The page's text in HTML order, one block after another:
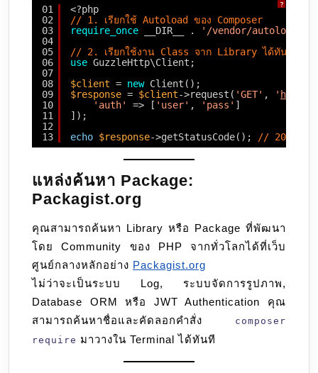
?
01
02
03
04
05
06
07
08
09
10
11
12
13
<?php
// 1. เรียกใช้ Autoload ของ Composer
require_once
__DIR__ .
'/vendor/
// 2. เรียกใช้งาน Class จาก Library ได้ทันที (เ
use GuzzleHttp\Client;
$client = new Client();
$response = $client->request( 'GET' , '
'auth'
=> [ 'user' , 'pass' ]
]);
echo $response->getStatusCode(); // 200
แหล่งค้นหา Package:
Packagist.org
คุณสามารถค้นหา Library หรือ Package ที่พัฒนา
โดย Community ของ PHP จากทั่วโลกได้ที่เว็บ
ศูนย์กลางหลักอย่าง Packagist.org
ไม่ว่าจะเป็นระบบ Log, ระบบจัดการรูปภาพ,
Database ORM หรือ JWT Authentication คุณ
สามารถค้นหาชื่อและคัดลอกคำสั่ง
composer
require มาวางใน Terminal ได้ทันที